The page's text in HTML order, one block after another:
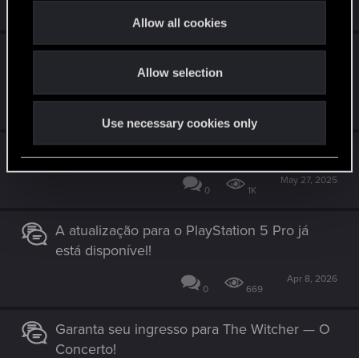
Allow all cookies
Allow selection
Use necessary cookies only
Jul 29, 2026
Anunciamos The Witcher 3: Wild Hunt -
Songs of the Past
May 27, 2026
The Witcher - o Concerto chega aos EUA!
0 1K
May 27, 2025
A atualização para o PlayStation 5 Pro já
está disponível!
0 669
Apr 8, 2026
Garanta seu ingresso para The Witcher — O
Concerto!